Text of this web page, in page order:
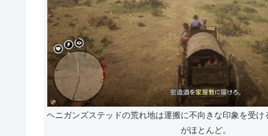
ヘニガンズステッドの荒れ地は運搬に不向きな印象を受
がほとんど。